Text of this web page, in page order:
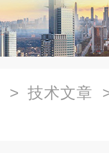
> 技术文章